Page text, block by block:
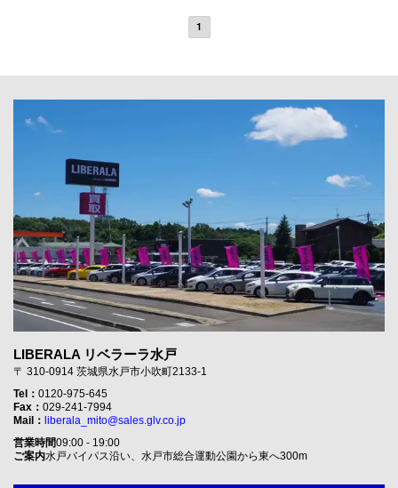
1
LIBERALA リベラーラ水戸
〒 310-0914 茨城県水戸市小吹町2133-1
Tel： 0120-975-645
Fax： 029-241-7994
Mail： liberala_mito@sales.glv.co.jp
営業時間09:00 - 19:00
ご案内水戸バイパス沿い、水戸市総合運動公園から東へ300m